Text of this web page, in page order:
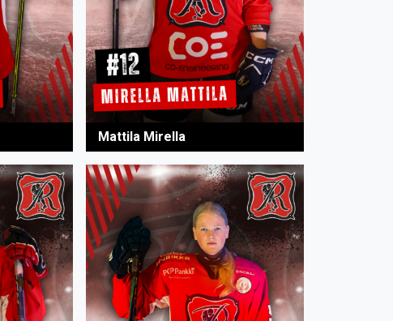
Mattila Mirella